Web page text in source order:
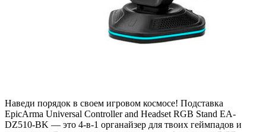
Наведи порядок в своем игровом космосе! Подставка
EpicArma Universal Controller and Headset RGB Stand EA-
DZ510-BK — это 4-в-1 органайзер для твоих геймпадов и